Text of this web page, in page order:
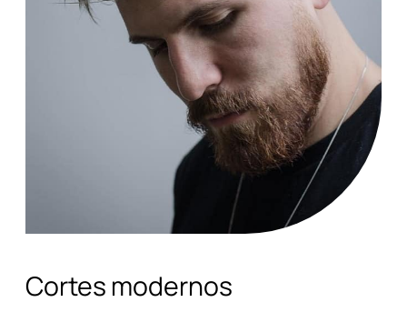
Cortes modernos